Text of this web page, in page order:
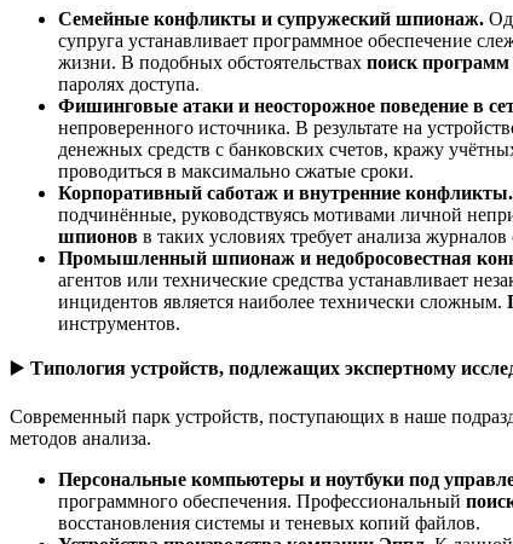
Семейные конфликты и супружеский шпионаж.
супруга устанавливает программное обеспечение
жизни. В подобных обстоятельствах поиск
паролях доступа.
Фишинговые атаки и неосторожное поведение в
непроверенного источника. В результате на
денежных средств с банковских счетов, кражу
проводиться в максимально сжатые сроки.
Корпоративный саботаж и внутренние конфликты.
подчинённые, руководствуясь мотивами личной
шпионов в таких условиях требует анализа
Промышленный шпионаж и недобросовестная
агентов или технические средства устанавливает
инцидентов является наиболее технически сложным.
инструментов.
▶️ Типология устройств, подлежащих экспертному
Современный парк устройств, поступающих в наше
методов анализа.
Персональные компьютеры и ноутбуки под
программного обеспечения. Профессиональный
восстановления системы и теневых копий файлов.